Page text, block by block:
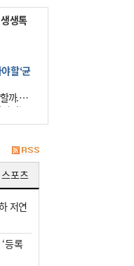
생톡
할 ‘균
까. 요
않는
을 다니
스포츠
저연
등록